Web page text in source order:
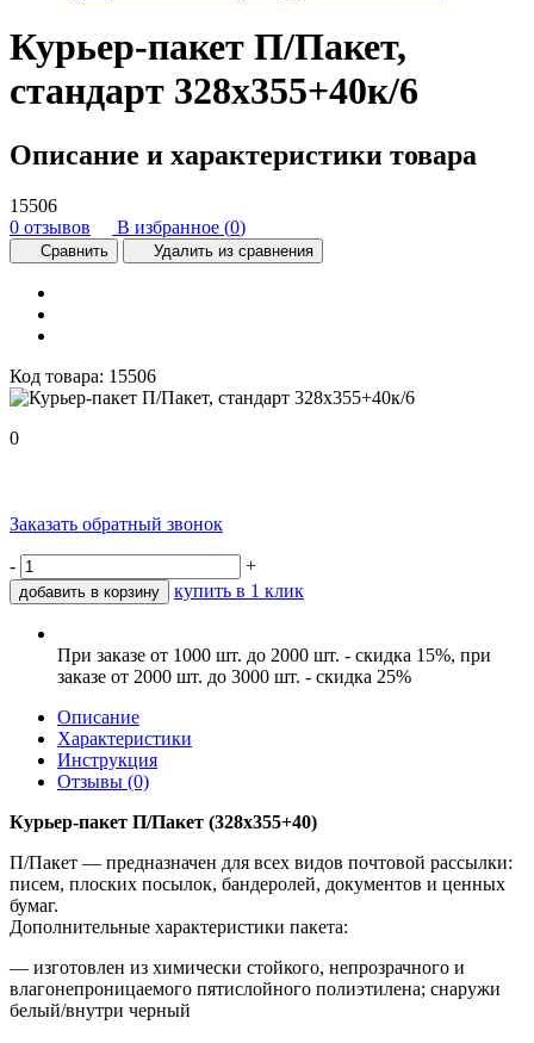
Курьер-пакет П/Пакет,
стандарт 328x355+40к/6
Описание и характеристики товара
15506
0 отзывов
В избранное (0)
Сравнить Удалить из сравнения
Код товара: 15506
0
Заказать обратный звонок
- +
добавить в корзину купить в 1 клик
При заказе от 1000 шт. до 2000 шт. - скидка 15%, при
заказе от 2000 шт. до 3000 шт. - скидка 25%
Описание
Характеристики
Инструкция
Отзывы (0)
Курьер-пакет П/Пакет (328x355+40)
П/Пакет — предназначен для всех видов почтовой рассылки:
писем, плоских посылок, бандеролей, документов и ценных
бумаг.
Дополнительные характеристики пакета:
— изготовлен из химически стойкого, непрозрачного и
влагонепроницаемого пятислойного полиэтилена; снаружи
белый/внутри черный